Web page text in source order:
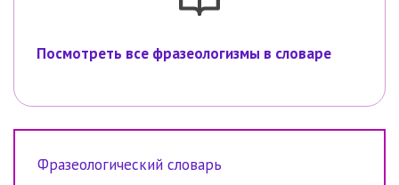
Посмотреть все фразеологизмы в словаре
Фразеологический словарь